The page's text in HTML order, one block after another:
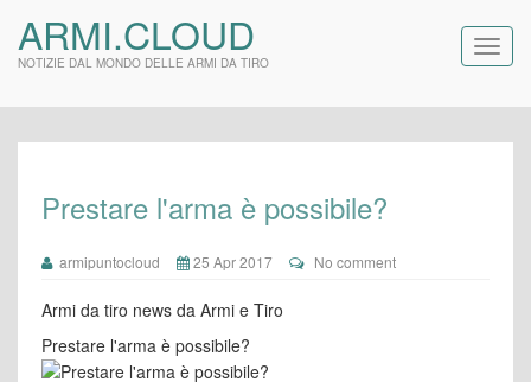
ARMI.CLOUD
NOTIZIE DAL MONDO DELLE ARMI DA TIRO
Prestare l'arma è possibile?
armipuntocloud 25 Apr 2017 No comment
Armi da tiro news da Armi e Tiro
Prestare l'arma è possibile?